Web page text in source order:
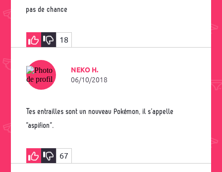
pas de chance
18
NEKO H.
06/10/2018
Tes entrailles sont un nouveau Pokémon, il s’appelle
“aspifion”.
67